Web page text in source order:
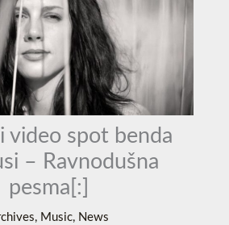
video spot benda
– Ravnodušna
pesma[:]
, Music, News